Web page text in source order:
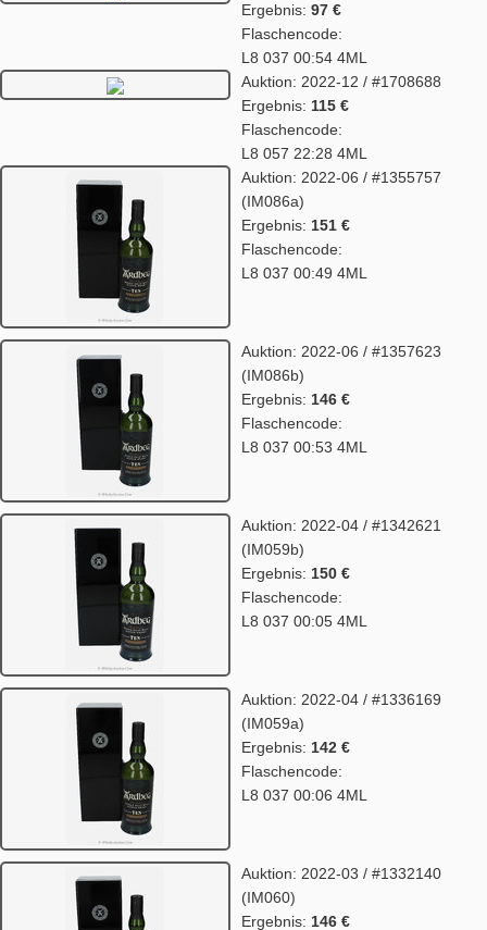
Ergebnis: 97 €
Flaschencode:
L8 037 00:54 4ML
Auktion: 2022-12 / #1708688
Ergebnis: 115 €
Flaschencode:
L8 057 22:28 4ML
Auktion: 2022-06 / #1355757
(IM086a)
Ergebnis: 151 €
Flaschencode:
L8 037 00:49 4ML
Auktion: 2022-06 / #1357623
(IM086b)
Ergebnis: 146 €
Flaschencode:
L8 037 00:53 4ML
Auktion: 2022-04 / #1342621
(IM059b)
Ergebnis: 150 €
Flaschencode:
L8 037 00:05 4ML
Auktion: 2022-04 / #1336169
(IM059a)
Ergebnis: 142 €
Flaschencode:
L8 037 00:06 4ML
Auktion: 2022-03 / #1332140
(IM060)
Ergebnis: 146 €